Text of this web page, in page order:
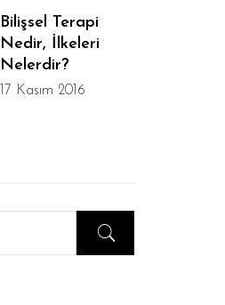
Bilişsel Terapi
Nedir, İlkeleri
Nelerdir?
17 Kasım 2016